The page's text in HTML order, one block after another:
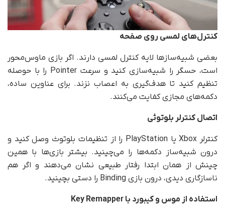
کنترل‌های لمسی روی صفحه
بعضی شبیه‌سازها لایه کنترل لمسی دارند. اگر بازی ماوس‌محور
است، حسگر را شبیه‌سازی کنید و سرعت Pointer را با حوصله
تنظیم کنید تا هدف‌گیری به اعصاب نزند. برای عناوین ساده،
دکمه‌های مجازی کفایت می‌کنند.
اتصال کنترلر بلوتوثی
کنترلر Xbox یا PlayStation را از تنظیمات بلوتوث وصل کنید و
درون شبیه‌ساز دکمه‌ها را می‌چینید. بیشتر بازی‌ها با همین
چینش از همان ابتدا رفتار طبیعی نشان می‌دهند و اگر هم
ناسازگاری دیدی، درون بازی Binding را دستی بچینید.
استفاده از موس و کیبورد با